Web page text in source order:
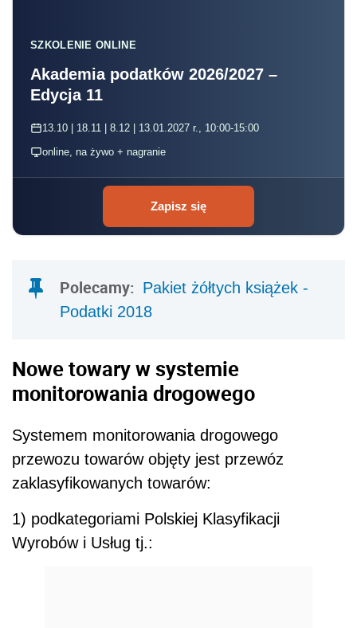
SZKOLENIE ONLINE
Akademia podatków 2026/2027 –
Edycja 11
13.10 | 18.11 | 8.12 | 13.01.2027 r., 10:00-15:00
online, na żywo + nagranie
Zapisz się
Polecamy: Pakiet żółtych książek -
Podatki 2018
Nowe towary w systemie
monitorowania drogowego
Systemem monitorowania drogowego
przewozu towarów objęty jest przewóz
zaklasyfikowanych towarów:
1) podkategoriami Polskiej Klasyfikacji
Wyrobów i Usług tj.: